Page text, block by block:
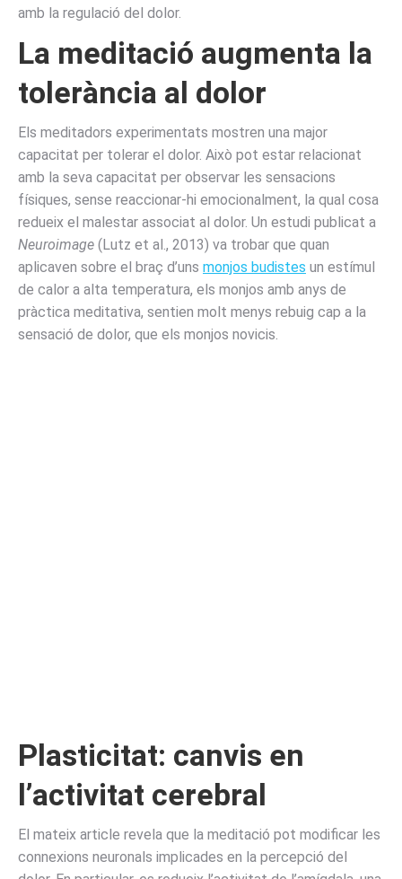
amb la regulació del dolor.
La meditació augmenta la
tolerància al dolor
Els meditadors experimentats mostren una major
capacitat per tolerar el dolor. Això pot estar relacionat
amb la seva capacitat per observar les sensacions
físiques, sense reaccionar-hi emocionalment, la qual cosa
redueix el malestar associat al dolor. Un estudi publicat a
Neuroimage (Lutz et al., 2013) va trobar que quan
aplicaven sobre el braç d’uns monjos budistes un estímul
de calor a alta temperatura, els monjos amb anys de
pràctica meditativa, sentien molt menys rebuig cap a la
sensació de dolor, que els monjos novicis.
Plasticitat: canvis en
l’activitat cerebral
El mateix article revela que la meditació pot modificar les
connexions neuronals implicades en la percepció del